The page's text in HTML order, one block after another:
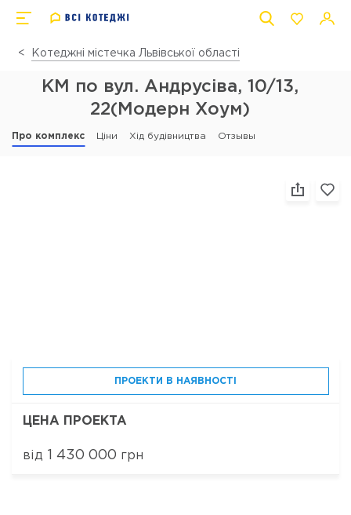
Котеджні містечка Львівської області
КМ по вул. Андрусіва, 10/13,
22(Модерн Хоум)
Про комплекс Ціни Хід будівництва Отзывы
ПРОЕКТИ В НАЯВНОСТІ
ЦЕНА ПРОЕКТА
від 1 430 000 грн